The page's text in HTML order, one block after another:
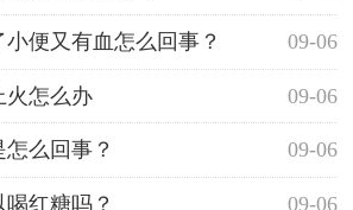
09-06
便又有血怎么回事？
09-06
火怎么办
09-06
么回事？
09-06
红糖吗？